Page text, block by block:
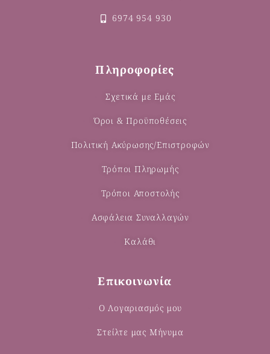
6974 954 930
Πληροφορίες
Σχετικά με Εμάς
Όροι & Προϋποθέσεις
Πολιτική Ακύρωσης/Επιστροφών
Τρόποι Πληρωμής
Τρόποι Αποστολής
Ασφάλεια Συναλλαγών
Καλάθι
Επικοινωνία
Ο Λογαριασμός μου
Στείλτε μας Μήνυμα